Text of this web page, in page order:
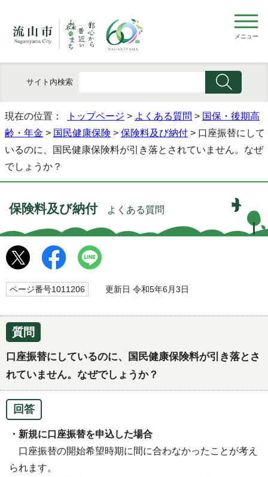
メニュー
サイト内検索
現在の位置： トップページ > よくある質問 > 国保・後期高
齢・年金 > 国民健康保険 > 保険料及び納付 > 口座振替にして
いるのに、国民健康保険料が引き落とされていません。なぜ
でしょうか？
保険料及び納付よくある質問
ページ番号1011206 更新日 令和5年6月3日
質問
口座振替にしているのに、国民健康保険料が引き落とさ
れていません。なぜでしょうか？
回答
・新規に口座振替を申込した場合
口座振替の開始希望時期に間に合わなかったことが考え
られます。